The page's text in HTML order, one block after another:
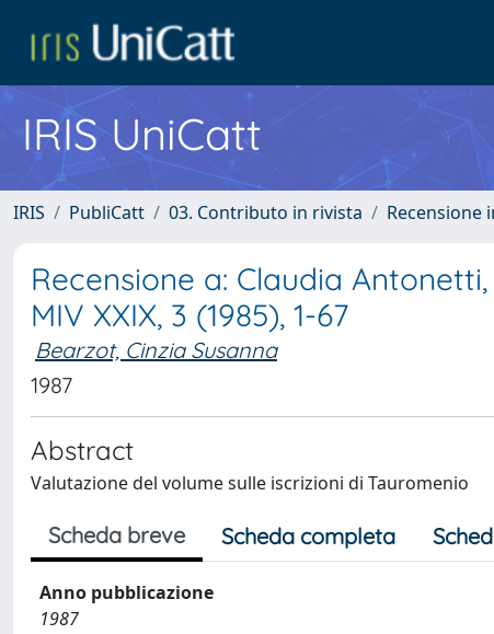
IRIS UniCatt
IRIS PubliCatt 03. Contributo in rivista Recensione
Recensione a: Claudia
MIV XXIX, 3 (1985), 1-67
Bearzot, Cinzia Susanna
1987
Abstract
Valutazione del volume sulle iscrizioni di Tauromenio
Scheda breve Scheda completa
Anno pubblicazione
1987